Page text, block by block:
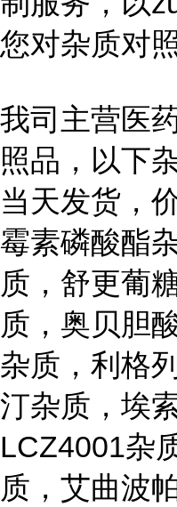
您对杂质对
我司主营医
照品，以下
当天发货，
霉素磷酸酯
质，舒更葡
质，奥贝胆
杂质，利格
汀杂质，埃
LCZ4001杂
质，艾曲波